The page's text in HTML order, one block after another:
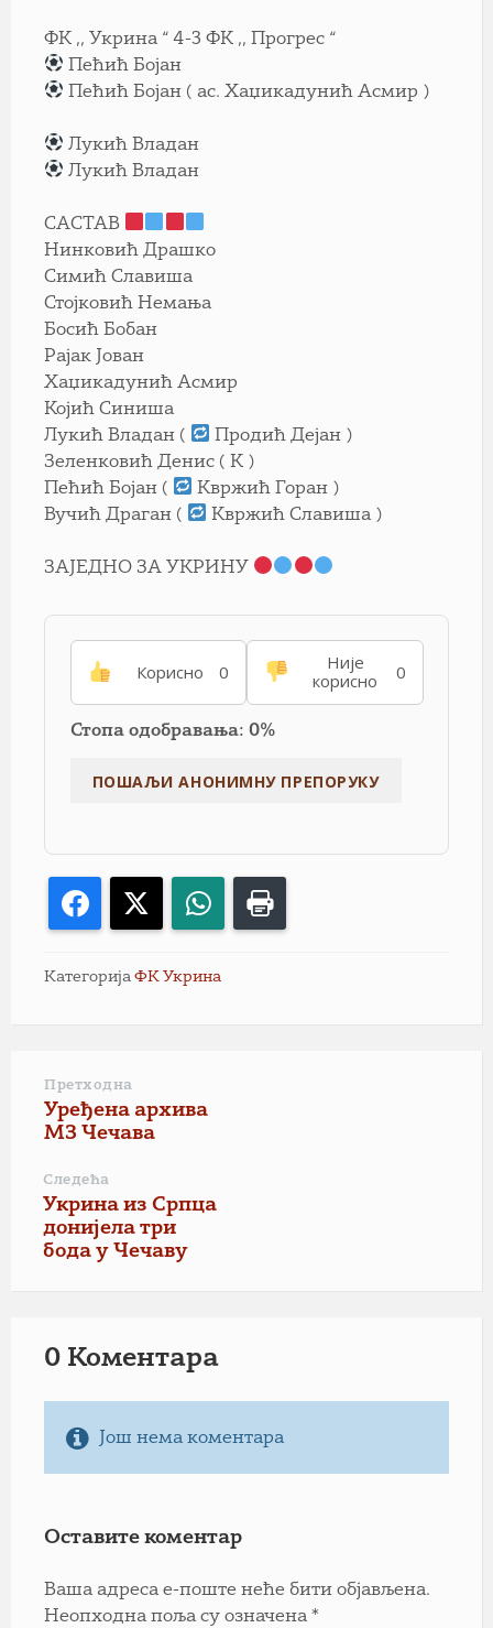
ФК ,, Укрина “ 4-3 ФК ,, Прогрес “
Пећић Бојан
Пећић Бојан ( ас. Хаџикадунић Асмир )
Лукић Владан
Лукић Владан
САСТАВ
Нинковић Драшко
Симић Славиша
Стојковић Немања
Босић Бобан
Рајак Јован
Хаџикадунић Асмир
Којић Синиша
Лукић Владан (
Продић Дејан )
Зеленковић Денис ( К )
Пећић Бојан (
Квржић Горан )
Вучић Драган (
Квржић Славиша )
ЗАЈЕДНО ЗА УКРИНУ
Корисно 0
Није
корисно
0
Стопа одобравања: 0%
Facebook WhatsApp
Категорија ФК Укрина
Претходна
Уређена архива
МЗ Чечава
Следећа
Укрина из Српца
донијела три
бода у Чечаву
0 Коментарa
Још нема коментара
Оставите коментар
Ваша адреса е-поште неће бити објављена.
Неопходна поља су означена *